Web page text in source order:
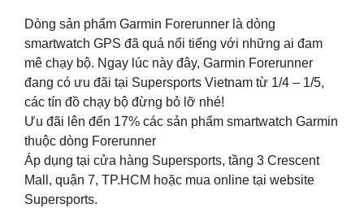
Dòng sản phẩm Garmin Forerunner là dòng
smartwatch GPS đã quá nổi tiếng với những ai đam
mê chạy bộ. Ngay lúc này đây, Garmin Forerunner
đang có ưu đãi tại Supersports Vietnam từ 1/4 – 1/5,
các tín đồ chạy bộ đừng bỏ lỡ nhé!
Ưu đãi lên đến 17% các sản phẩm smartwatch Garmin
thuộc dòng Forerunner
Áp dụng tại cửa hàng Supersports, tầng 3 Crescent
Mall, quận 7, TP.HCM hoặc mua online tại website
Supersports.